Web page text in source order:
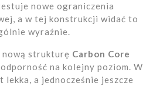
nowe ograniczenia
a w tej konstrukcji widać to
wyraźnie.
nową strukturę Carbon Core
na kolejny poziom. W
lekka, a jednocześnie jeszcze